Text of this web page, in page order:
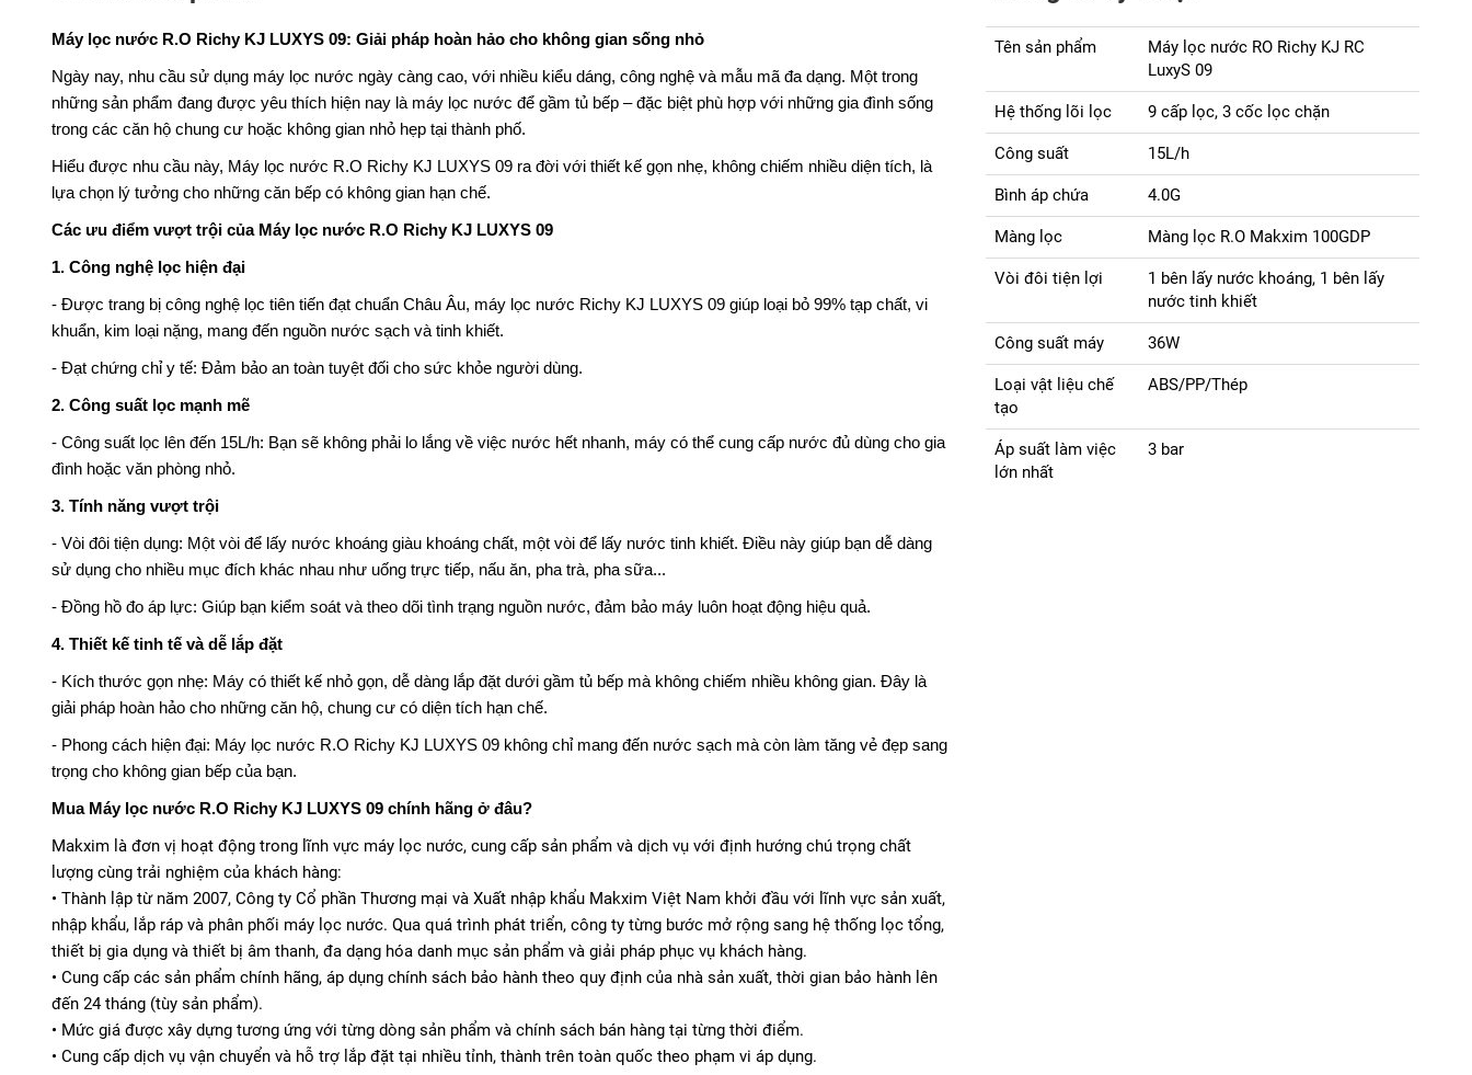
Máy lọc nước R.O Richy KJ LUXYS 09: Giải pháp hoàn hảo cho không gian sống nhỏ
Ngày nay, nhu cầu sử dụng máy lọc nước ngày càng cao, với nhiều kiểu dáng, công nghệ và mẫu mã đa dạng. Một trong
những sản phẩm đang được yêu thích hiện nay là máy lọc nước để gầm tủ bếp – đặc biệt phù hợp với những gia đình sống
trong các căn hộ chung cư hoặc không gian nhỏ hẹp tại thành phố.
Hiểu được nhu cầu này, Máy lọc nước R.O Richy KJ LUXYS 09 ra đời với thiết kế gọn nhẹ, không chiếm nhiều diện tích, là
lựa chọn lý tưởng cho những căn bếp có không gian hạn chế.
Các ưu điểm vượt trội của Máy lọc nước R.O Richy KJ LUXYS 09
1. Công nghệ lọc hiện đại
- Được trang bị công nghệ lọc tiên tiến đạt chuẩn Châu Âu, máy lọc nước Richy KJ LUXYS 09 giúp loại bỏ 99% tạp chất, vi
khuẩn, kim loại nặng, mang đến nguồn nước sạch và tinh khiết.
- Đạt chứng chỉ y tế: Đảm bảo an toàn tuyệt đối cho sức khỏe người dùng.
2. Công suất lọc mạnh mẽ
- Công suất lọc lên đến 15L/h: Bạn sẽ không phải lo lắng về việc nước hết nhanh, máy có thể cung cấp nước đủ dùng cho gia
đình hoặc văn phòng nhỏ.
3. Tính năng vượt trội
- Vòi đôi tiện dụng: Một vòi để lấy nước khoáng giàu khoáng chất, một vòi để lấy nước tinh khiết. Điều này giúp bạn dễ dàng
sử dụng cho nhiều mục đích khác nhau như uống trực tiếp, nấu ăn, pha trà, pha sữa...
- Đồng hồ đo áp lực: Giúp bạn kiểm soát và theo dõi tình trạng nguồn nước, đảm bảo máy luôn hoạt động hiệu quả.
4. Thiết kế tinh tế và dễ lắp đặt
- Kích thước gọn nhẹ: Máy có thiết kế nhỏ gọn, dễ dàng lắp đặt dưới gầm tủ bếp mà không chiếm nhiều không gian. Đây là
giải pháp hoàn hảo cho những căn hộ, chung cư có diện tích hạn chế.
- Phong cách hiện đại: Máy lọc nước R.O Richy KJ LUXYS 09 không chỉ mang đến nước sạch mà còn làm tăng vẻ đẹp sang
trọng cho không gian bếp của bạn.
Mua Máy lọc nước R.O Richy KJ LUXYS 09 chính hãng ở đâu?
Makxim là đơn vị hoạt động trong lĩnh vực máy lọc nước, cung cấp sản phẩm và dịch vụ với định hướng chú trọng chất
lượng cùng trải nghiệm của khách hàng:
• Thành lập từ năm 2007, Công ty Cổ phần Thương mại và Xuất nhập khẩu Makxim Việt Nam khởi đầu với lĩnh vực sản xuất,
nhập khẩu, lắp ráp và phân phối máy lọc nước. Qua quá trình phát triển, công ty từng bước mở rộng sang hệ thống lọc tổng,
thiết bị gia dụng và thiết bị âm thanh, đa dạng hóa danh mục sản phẩm và giải pháp phục vụ khách hàng.
• Cung cấp các sản phẩm chính hãng, áp dụng chính sách bảo hành theo quy định của nhà sản xuất, thời gian bảo hành lên
đến 24 tháng (tùy sản phẩm).
• Mức giá được xây dựng tương ứng với từng dòng sản phẩm và chính sách bán hàng tại từng thời điểm.
• Cung cấp dịch vụ vận chuyển và hỗ trợ lắp đặt tại nhiều tỉnh, thành trên toàn quốc theo phạm vi áp dụng.
Tên sản phẩm
Máy lọc nước RO Richy KJ RC
LuxyS 09
Hệ thống lõi lọc 9 cấp lọc, 3 cốc lọc chặn
Công suất 15L/h
Bình áp chứa 4.0G
Màng lọc Màng lọc R.O Makxim 100GDP
Vòi đôi tiện lợi
1 bên lấy nước khoáng, 1 bên lấy
nước tinh khiết
Công suất máy 36W
Loại vật liệu chế
tạo
ABS/PP/Thép
Áp suất làm việc
lớn nhất
3 bar